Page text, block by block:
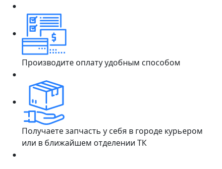
Производите оплату удобным способом
Получаете запчасть у себя в городе курьером
или в ближайшем отделении ТК